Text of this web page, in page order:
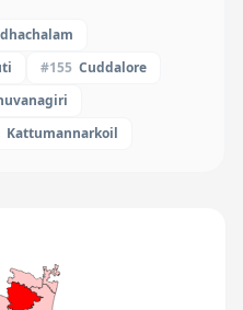
#155 Cuddalore
Kattumannarkoil